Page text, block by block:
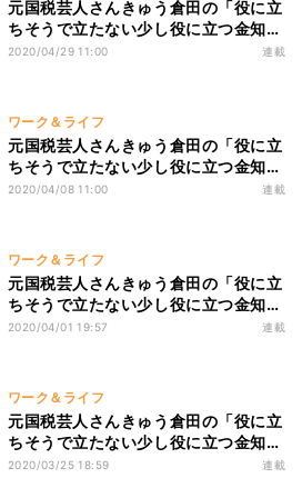
元国税芸人さんきゅう倉田の「役に立
ちそうで立たない少し役に立つ金知
識」 第147回 お金持ちから確定申告
2020/04/29 11:00 連載
ワーク＆ライフ
元国税芸人さんきゅう倉田の「役に立
ちそうで立たない少し役に立つ金知
識」 第144回 ゴルディロックスと三
2020/04/08 11:00 連載
ワーク＆ライフ
元国税芸人さんきゅう倉田の「役に立
ちそうで立たない少し役に立つ金知
識」 第143回 コロナの影響で僕らは
2020/04/01 19:57 連載
ワーク＆ライフ
元国税芸人さんきゅう倉田の「役に立
ちそうで立たない少し役に立つ金知
識」 第142回 取材は、「話を聞くだ
2020/03/25 18:59 連載